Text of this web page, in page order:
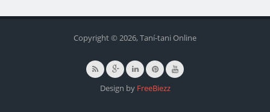
Copyright © 2026, Taní-tani Online
Design by FreeBiezz